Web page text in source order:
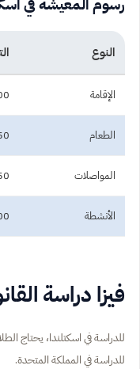
رسوم المعيشة في
النوع
الإقامة 500 –
الطعام 150 –
المواصلات 50 – 100 جنيه
الأنشطة 100 –
فيزا دراسة
للدراسة في اسكتلندا، يحتاج
للدراسة في المملكة المتحدة.